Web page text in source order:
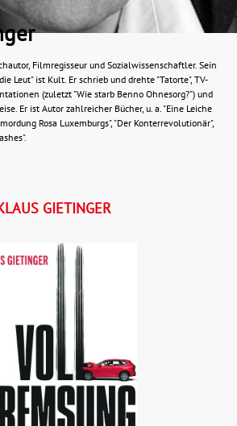
Filmregisseur und Sozialwissenschaftler. Sein
Leut" ist Kult. Er schrieb und drehte "Tatorte", TV-
(zuletzt "Wie starb Benno Ohnesorg?") und
Er ist Autor zahlreicher Bücher, u. a. "Eine Leiche
Rosa Luxemburgs", "Der Konterrevolutionär",
GIETINGER